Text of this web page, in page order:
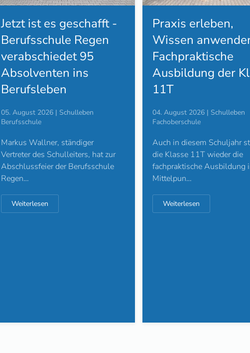
Jetzt ist es geschafft -
Berufsschule Regen
verabschiedet 95
Absolventen ins
Berufsleben
05. August 2026 | Schulleben
Berufsschule
Markus Wallner, ständiger
Vertreter des Schulleiters, hat zur
Abschlussfeier der Berufsschule
Regen…
Weiterlesen
Praxis erleben,
Wissen
Fachpraktische
Ausbildung der
11T
04. August 2026 | Schulleben
Fachoberschule
Auch in diesem Schuljahr
die Klasse 11T wieder die
fachpraktische Ausbildung
Mittelpun…
Weiterlesen